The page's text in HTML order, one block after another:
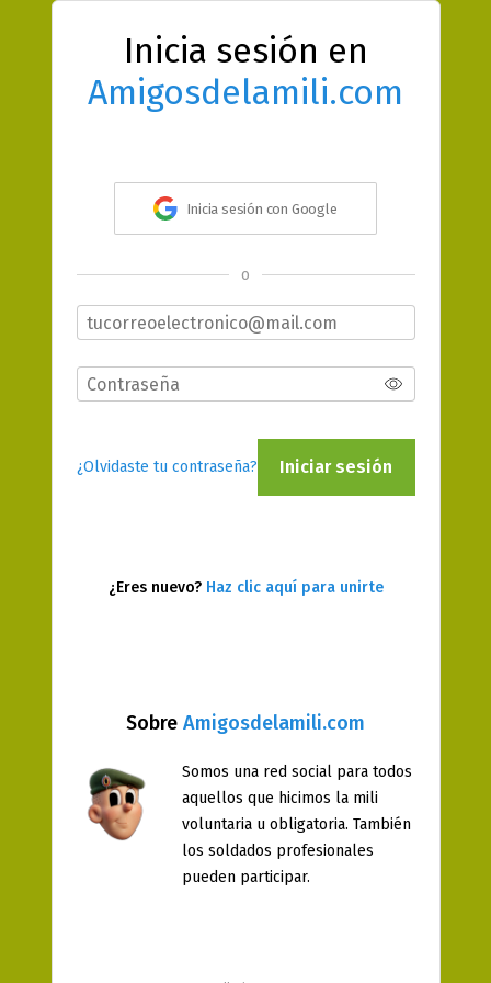
Sobre Amigosdelamili.com
Somos una red social para todos
aquellos que hicimos la mili
voluntaria u obligatoria. También
los soldados profesionales
pueden participar.
Inicia sesión en
Amigosdelamili.com
Inicia sesión con Google
o
¿Olvidaste tu contraseña? Iniciar sesión
¿Eres nuevo? Haz clic aquí para unirte